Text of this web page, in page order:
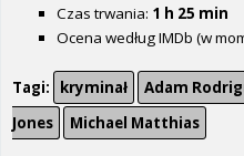
Czas trwania: 1 h 25 min
Ocena według IMDb (w
Tagi: kryminał Adam
Jones
Michael Matthias